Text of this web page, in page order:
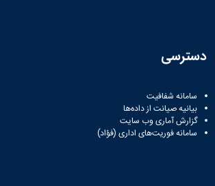
دسترسی
سامانه شفافیت
بیانیه صیانت از داده‌ها
گزارش آماری وب‌ سایت
سامانه فوریت‌های اداری (فؤاد)